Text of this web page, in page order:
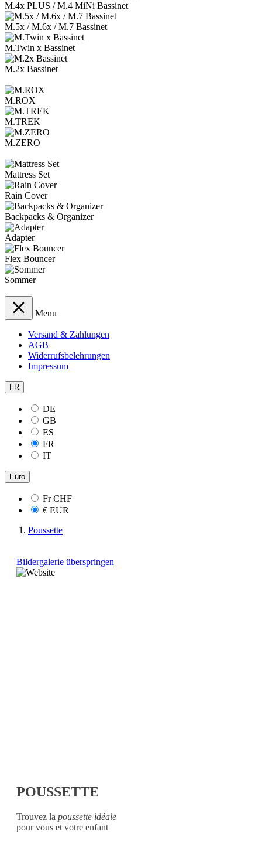
M.4x PLUS / M.4 MiNi Bassinet
M.5x / M.6x / M.7 Bassinet
M.Twin x Bassinet
M.2x Bassinet
M.ROX
M.TREK
M.ZERO
Mattress Set
Rain Cover
Backpacks & Organizer
Adapter
Flex Bouncer
Sommer
Menu
Versand & Zahlungen
AGB
Widerrufsbelehrungen
Impressum
FR
DE
GB
ES
FR
IT
Euro
FrCHF
€ EUR
Poussette
Bildergalerie überspringen
POUSSETTE
Trouvez la poussette idéale
pour vous et votre enfant